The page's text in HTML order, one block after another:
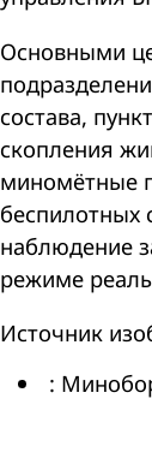
Основными
состава,
скопления
миномётные
беспилотных
наблюдение
режиме
Источник
: